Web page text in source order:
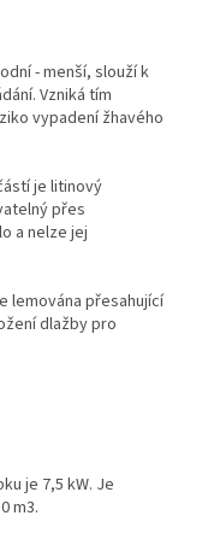
- menší, slouží k
Vzniká tím
vypadení žhavého
je litinový
přes
a nelze jej
lemována přesahující
dlažby pro
je 7,5 kW. Je
m3.